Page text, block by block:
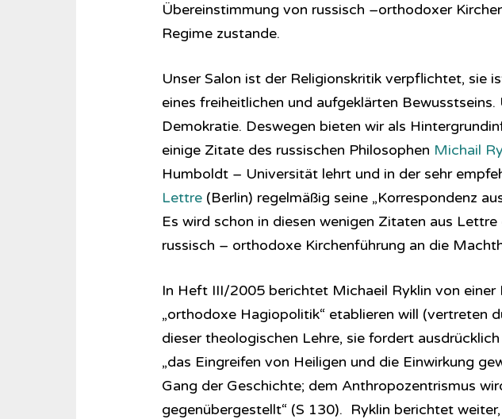
Übereinstimmung von russisch –orthodoxer
Regime zustande.
Unser Salon ist der Religionskritik verpflichtet, sie
eines freiheitlichen und aufgeklärten
Demokratie. Deswegen bieten wir als
einige Zitate des russischen Philosophen Michail
Humboldt – Universität lehrt und in der sehr
Lettre (Berlin) regelmäßig seine „Korrespondenz
Es wird schon in diesen wenigen Zitaten aus
russisch – orthodoxe Kirchenführung an die
In Heft III/2005 berichtet Michaeil Ryklin von einer
„orthodoxe Hagiopolitik“ etablieren will (vertreten
dieser theologischen Lehre, sie fordert
„das Eingreifen von Heiligen und die Einwirkung
Gang der Geschichte; dem Anthropozentrismus
gegenübergestellt“ (S 130). Ryklin berichtet